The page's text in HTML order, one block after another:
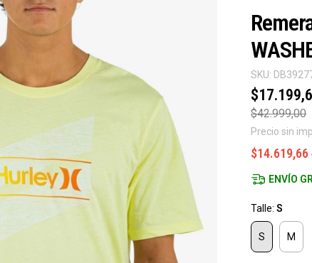
SKU:
$42.999,00
Precio sin
$14.619,66
ENVÍO
Talle: S
S M